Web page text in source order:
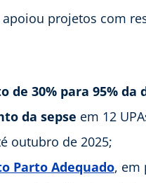
projetos com
de 30% para 95% da
da sepse em 12
outubro de 2025;
Parto Adequado, em